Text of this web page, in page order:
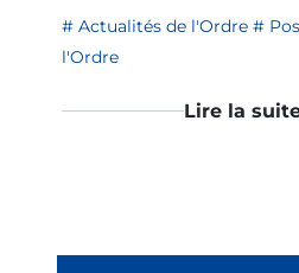
Actualités de l'Ordre
l'Ordre
Lire la